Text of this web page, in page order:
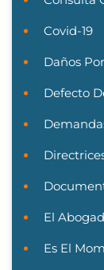
Covid-19
Daños
Defecto
El
Es El